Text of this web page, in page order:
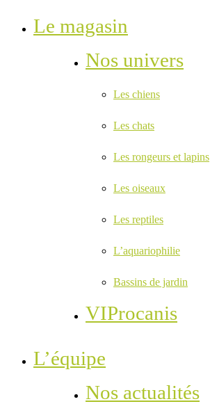
Le magasin
Nos univers
Les chiens
Les chats
Les rongeurs et lapins
Les oiseaux
Les reptiles
L’aquariophilie
Bassins de jardin
VIProcanis
L’équipe
Nos actualités